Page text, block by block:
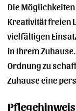
Die
Kreativität freien
vielfältigen
in Ihrem
Ordnung zu
Zuhause eine